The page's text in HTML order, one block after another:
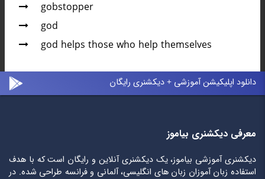
gobstopper
god
god helps those who help themselves
دانلود اپلیکیشن آموزشی + دیکشنری رایگان
معرفی دیکشنری بیاموز
دیکشنری آموزشی بیاموز، یک دیکشنری آنلاین و رایگان است که با هدف
استفاده زبان آموزان زبان های انگلیسی، آلمانی و فرانسه طراحی شده. در